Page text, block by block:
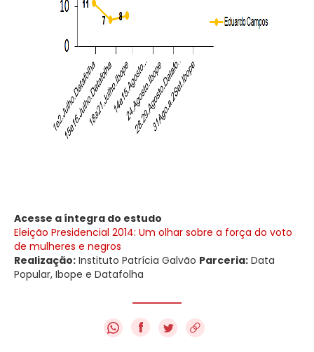
Acesse a íntegra do estudo
Eleição Presidencial 2014: Um olhar sobre a força do voto
de mulheres e negros
Realização: Instituto Patrícia Galvão Parceria: Data
Popular, Ibope e Datafolha
f